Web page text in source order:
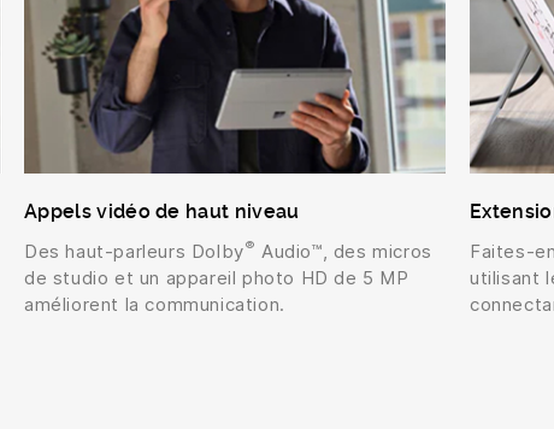
Appels vidéo de haut niveau
Des haut-parleurs Dolby® Audio™, des micros
de studio et un appareil photo HD de 5 MP
améliorent la communication.
Faites-
utilisant